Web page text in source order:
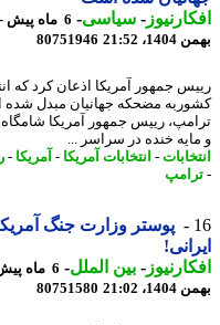
-سیاسی-
21:52
80751946
جمهور آمریکا اذعان کرد که
مضحکه جهانیان مبدل شده است.
رییس جمهور آمریکا شامگاه
خنده در سراسر ...
-انتخابات آمریکا- آمریکا-
پوستر وزارت جنگ آمریکا
-بین الملل-
21:02
80751580